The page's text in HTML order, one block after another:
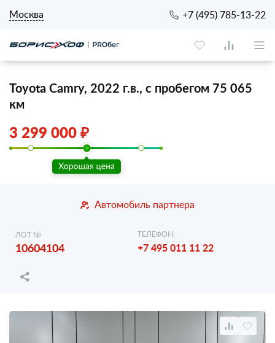
Москва +7 (495) 785-13-22
Toyota Camry, 2022 г.в., с пробегом 75 065
км
3 299 000 ₽
Автомобиль партнера
ЛОТ №
10604104
ТЕЛЕФОН:
+7 495 011 11 22